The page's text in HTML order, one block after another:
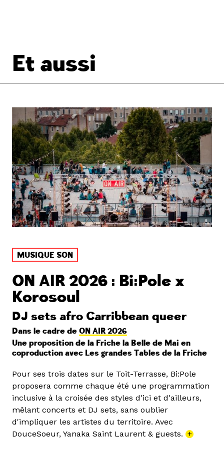
Et aussi
MUSIQUE SON
ON AIR 2026 : Bi:Pole x
Korosoul
DJ sets afro Carribbean queer
Dans le cadre de ON AIR 2026
Une proposition de la Friche la Belle de Mai en
coproduction avec Les grandes Tables de la Friche
Pour ses trois dates sur le Toit-Terrasse, Bi:Pole
proposera comme chaque été une programmation
inclusive à la croisée des styles d'ici et d'ailleurs,
mêlant concerts et DJ sets, sans oublier
d'impliquer les artistes du territoire. Avec
DouceSoeur, Yanaka Saint Laurent & guests. +